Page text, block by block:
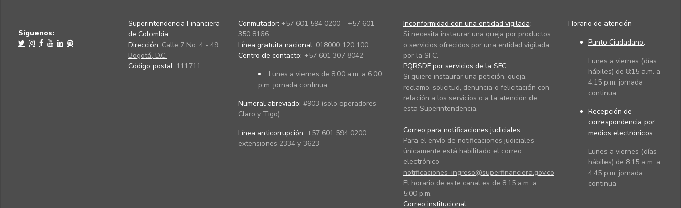
Síguenos:
Superintendencia Financiera
de Colombia
Dirección: Calle 7 No. 4 - 49
Bogotá, D.C.
Código postal: 111711
Conmutador: +57 601 594 0200 - +57 601
350 8166
Línea gratuita nacional: 018000 120 100
Centro de contacto: +57 601 307 8042
Lunes a viernes de 8:00 a.m. a 6:00
p.m. jornada continua.
Numeral abreviado: #903 (solo operadores
Claro y Tigo)
Línea anticorrupción: +57 601 594 0200
extensiones 2334 y 3623
Inconformidad con una entidad vigilada:
Si necesita instaurar una queja por productos
o servicios ofrecidos por una entidad vigilada
por la SFC.
PQRSDF por servicios de la SFC:
Si quiere instaurar una petición, queja,
reclamo, solicitud, denuncia o felicitación con
relación a los servicios o a la atención de
esta Superintendencia.
Correo para notificaciones judiciales:
Para el envío de notificaciones judiciales
únicamente está habilitado el correo
electrónico
notificaciones_ingreso@superfinanciera.gov.co
El horario de este canal es de 8:15 a.m. a
5:00 p.m.
Correo institucional:
Horario de atención
Punto Ciudadano:
Lunes a viernes (días
hábiles) de 8:15 a.m. a
4:15 p.m. jornada
continua
Recepción de
correspondencia por
medios electrónicos:
Lunes a viernes (días
hábiles) de 8:15 a.m. a
4:45 p.m. jornada
continua